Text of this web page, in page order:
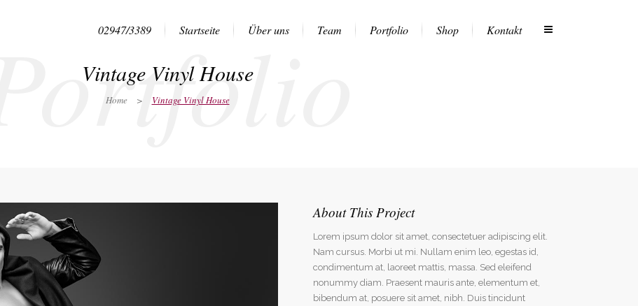
02947/3389 Startseite Über uns Team Portfolio Shop Kontakt
Portfolio
Vintage Vinyl House
Home > Vintage Vinyl House
About This Project
Lorem ipsum dolor sit amet, consectetuer adipiscing elit.
Nam cursus. Morbi ut mi. Nullam enim leo, egestas id,
condimentum at, laoreet mattis, massa. Sed eleifend
nonummy diam. Praesent mauris ante, elementum et,
bibendum at, posuere sit amet, nibh. Duis tincidunt